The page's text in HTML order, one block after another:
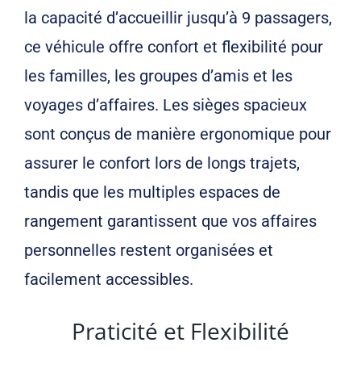
la capacité d’accueillir jusqu’à 9 passagers,
ce véhicule offre confort et flexibilité pour
les familles, les groupes d’amis et les
voyages d’affaires. Les sièges spacieux
sont conçus de manière ergonomique pour
assurer le confort lors de longs trajets,
tandis que les multiples espaces de
rangement garantissent que vos affaires
personnelles restent organisées et
facilement accessibles.
Praticité et Flexibilité